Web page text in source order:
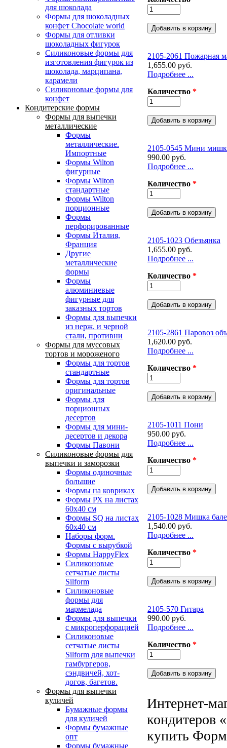
для шоколада
Формы для шоколадных
конфет Сhocolate world
Формы для отливки
шоколадных фигурок
Силиконовые формы для
изготовления фигурок из
шоколада, марципана,
карамели
Силиконовые формы для
конфет
Кондитерские формы
Формы для выпечки
металлические
Формы
металлические.
Импортные
Формы Wilton
фигурные
Формы Wilton
стандартные
Формы Wilton
порционные
Формы
перфорированные
Формы Италия,
Франция
Другие
металлические
формы
Формы
алюминиевые
фигурные для
заказных тортов
Формы для выпечки
из нерж. и черной
стали, противни
Формы для муссовых
тортов и мороженого
Формы для тортов
стандартные
Формы для тортов
оригинальные
Формы для
порционных
десертов
Формы для мини-
десертов и декора
Формы Павони
Силиконовые формы для
выпечки и заморозки
Формы одиночные
большие
Формы на ковриках
Формы РХ на листах
60х40 см
Формы SQ на листах
60х40 см
Наборы форм.
Формы с вырубкой
Формы HappyFlex
Силиконовые
сетчатые листы
Silform
Силиконовые
формы для
мармелада
Формы для выпечки
с микроперфорацией
Силиконовые
сетчатые листы
Silform для выпечки
гамбургеров,
сэндвичей, хот-
догов, багетов.
Формы для выпечки
куличей
Бумажные формы
для куличей
Формы бумажные
опт
Формы бумажные
2105-2061 Пожарная
1,655.00 руб.
Подробнее ...
Количество *
2105-0545 Мини
990.00 руб.
Подробнее ...
Количество *
2105-1023 Обезьянка
1,655.00 руб.
Подробнее ...
Количество *
2105-2861 Паровоз
1,620.00 руб.
Подробнее ...
Количество *
2105-1011 Пони
950.00 руб.
Подробнее ...
Количество *
2105-1028 Мишка
1,540.00 руб.
Подробнее ...
Количество *
2105-570 Гитара
990.00 руб.
Подробнее ...
Количество *
Интернет-
кондитеров
купить